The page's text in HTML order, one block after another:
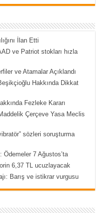
İlan Etti
ve Patriot stokları hızla
ve Atamalar Açıklandı
Hakkında Dikkat
Fezleke Kararı
Çerçeve Yasa Meclis
sözleri soruşturma
Ödemeler 7 Ağustos’ta
6,37 TL ucuzlayacak
Barış ve istikrar vurgusu